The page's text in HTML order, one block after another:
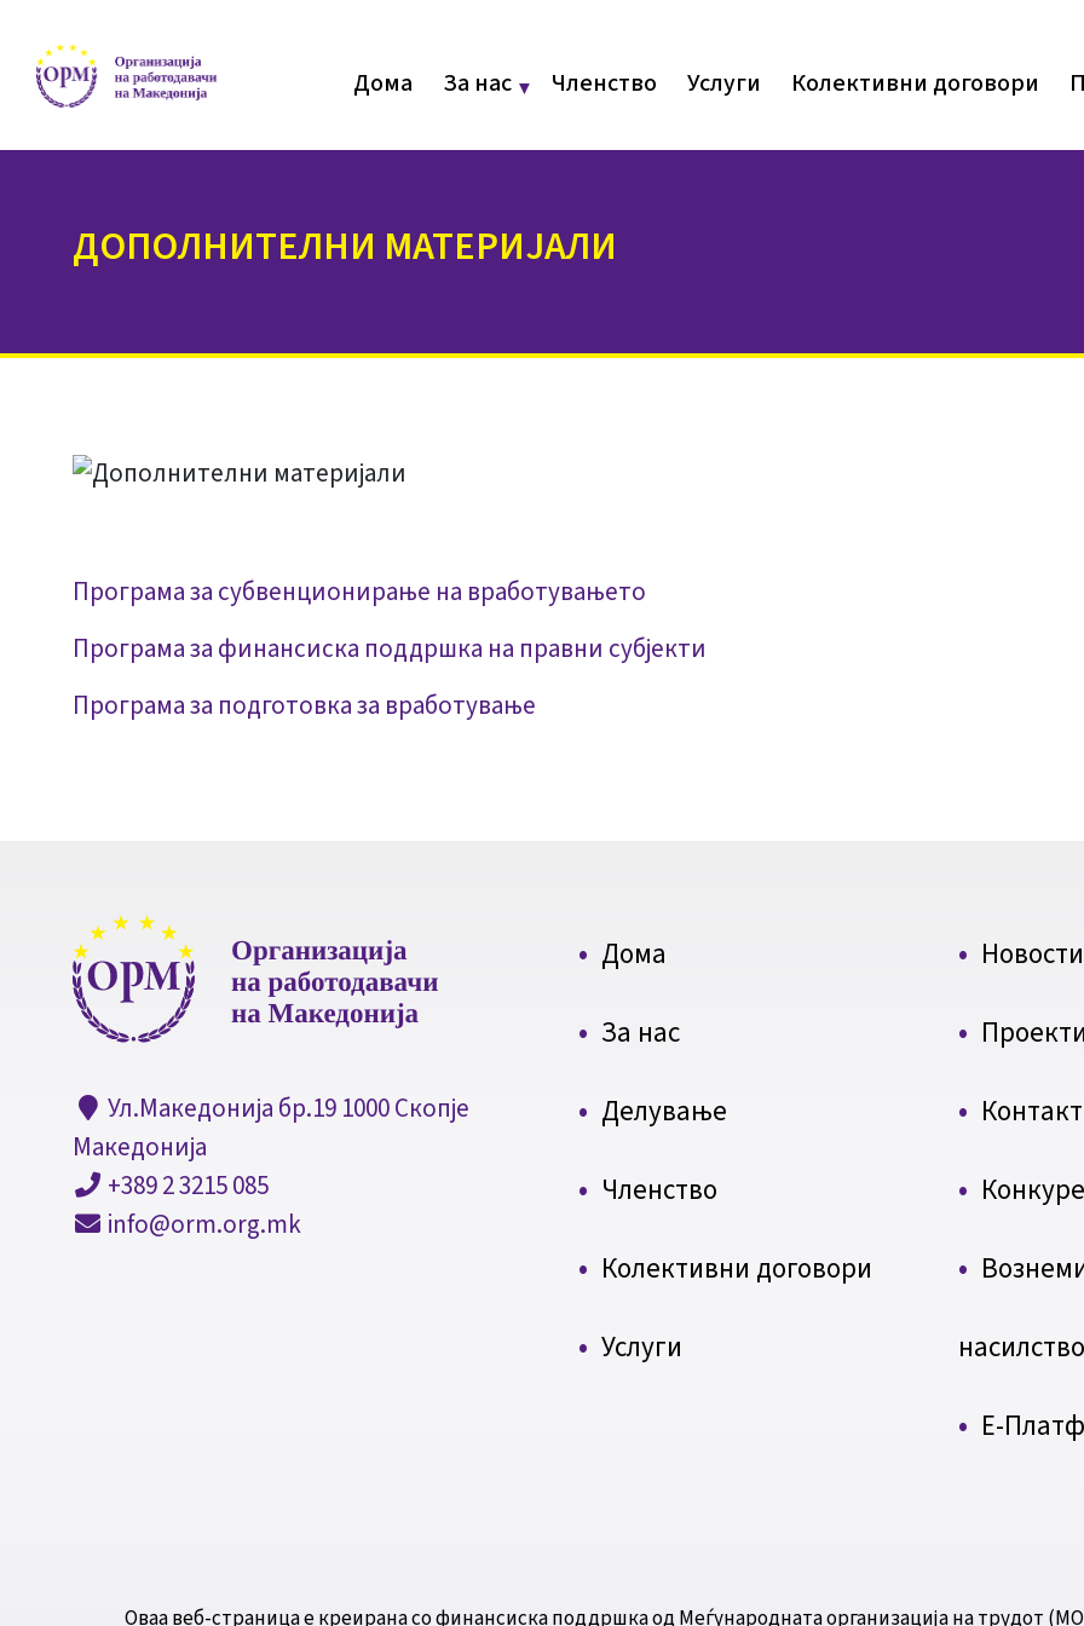
Дома За нас Членство Услуги Колективни договори
ДОПОЛНИТЕЛНИ МАТЕРИЈАЛИ
Програма за субвенционирање на вработувањето
Програма за финансиска поддршка на правни субјекти
Програма за подготовка за вработување
Ул.Македонија бр.19 1000 Скопје
Македонија
+389 2 3215 085
info@orm.org.mk
Дома
За нас
Делување
Членство
Колективни договори
Услуги
Новости
Контакт
насилство
Е-
Оваа веб-страница е креирана со финансиска поддршка од Меѓународната организација на трудот